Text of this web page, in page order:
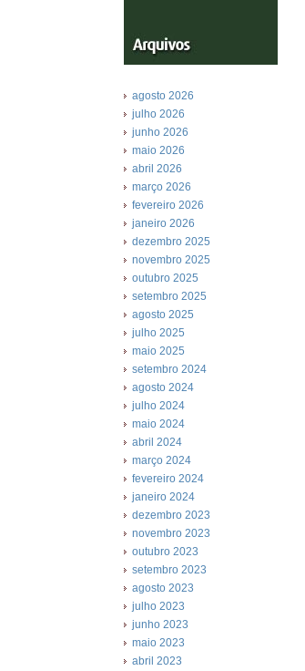
agosto 2026
julho 2026
junho 2026
maio 2026
abril 2026
março 2026
fevereiro 2026
janeiro 2026
dezembro 2025
novembro 2025
outubro 2025
setembro 2025
agosto 2025
julho 2025
maio 2025
setembro 2024
agosto 2024
julho 2024
maio 2024
abril 2024
março 2024
fevereiro 2024
janeiro 2024
dezembro 2023
novembro 2023
outubro 2023
setembro 2023
agosto 2023
julho 2023
junho 2023
maio 2023
abril 2023